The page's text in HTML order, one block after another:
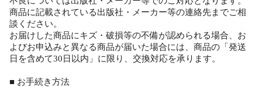
商品に記載されている出版社・メーカー等の連絡先までご相
談ください。
お届けした商品にキズ・破損等の不備が認められる場合、お
よびお申込みと異なる商品が届いた場合には、商品の「発送
日を含めて30日以内」に限り、交換対応を承ります。
■ お手続き方法